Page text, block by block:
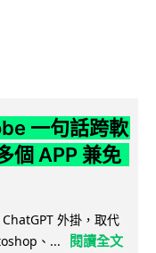
一句話跨軟
個 APP 兼免
外掛，取代
、...
閱讀全文